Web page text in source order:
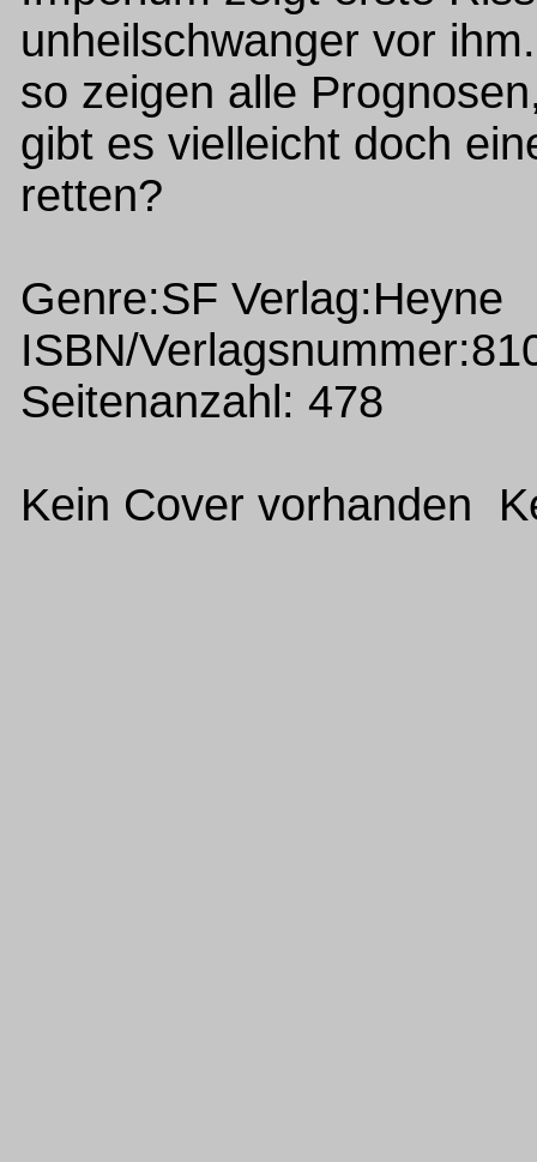
unheilschwanger vor
so zeigen alle
gibt es vielleicht doch
retten?
Genre:SF Verlag:Heyne
ISBN/
Seitenanzahl: 478
Kein Cover vorhanden